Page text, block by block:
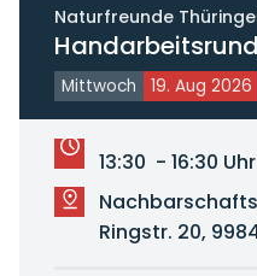
Naturfreunde
Mittwoch 19. Aug 2026
13:30 - 16:30 Uhr
Ringstr. 20,